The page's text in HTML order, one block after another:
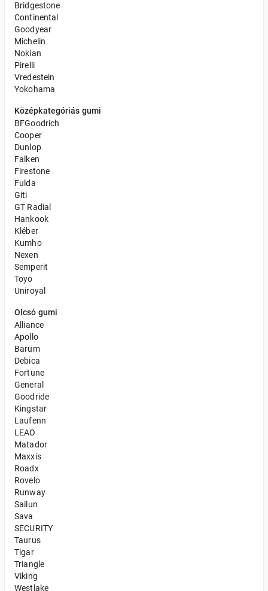
Bridgestone
Continental
Goodyear
Michelin
Nokian
Pirelli
Vredestein
Yokohama
Középkategóriás gumi
BFGoodrich
Cooper
Dunlop
Falken
Firestone
Fulda
Giti
GT Radial
Hankook
Kléber
Kumho
Nexen
Semperit
Toyo
Uniroyal
Olcsó gumi
Alliance
Apollo
Barum
Debica
Fortune
General
Goodride
Kingstar
Laufenn
LEAO
Matador
Maxxis
Roadx
Rovelo
Runway
Sailun
Sava
SECURITY
Taurus
Tigar
Triangle
Viking
Westlake